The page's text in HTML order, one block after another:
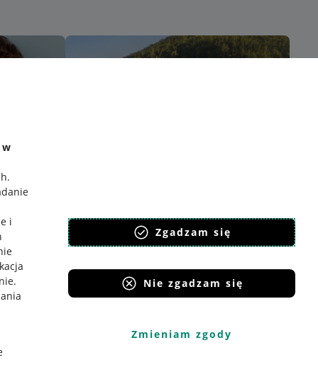
w
.
i
.
Zgadzam się
Nie zgadzam się
Zmieniam zgody